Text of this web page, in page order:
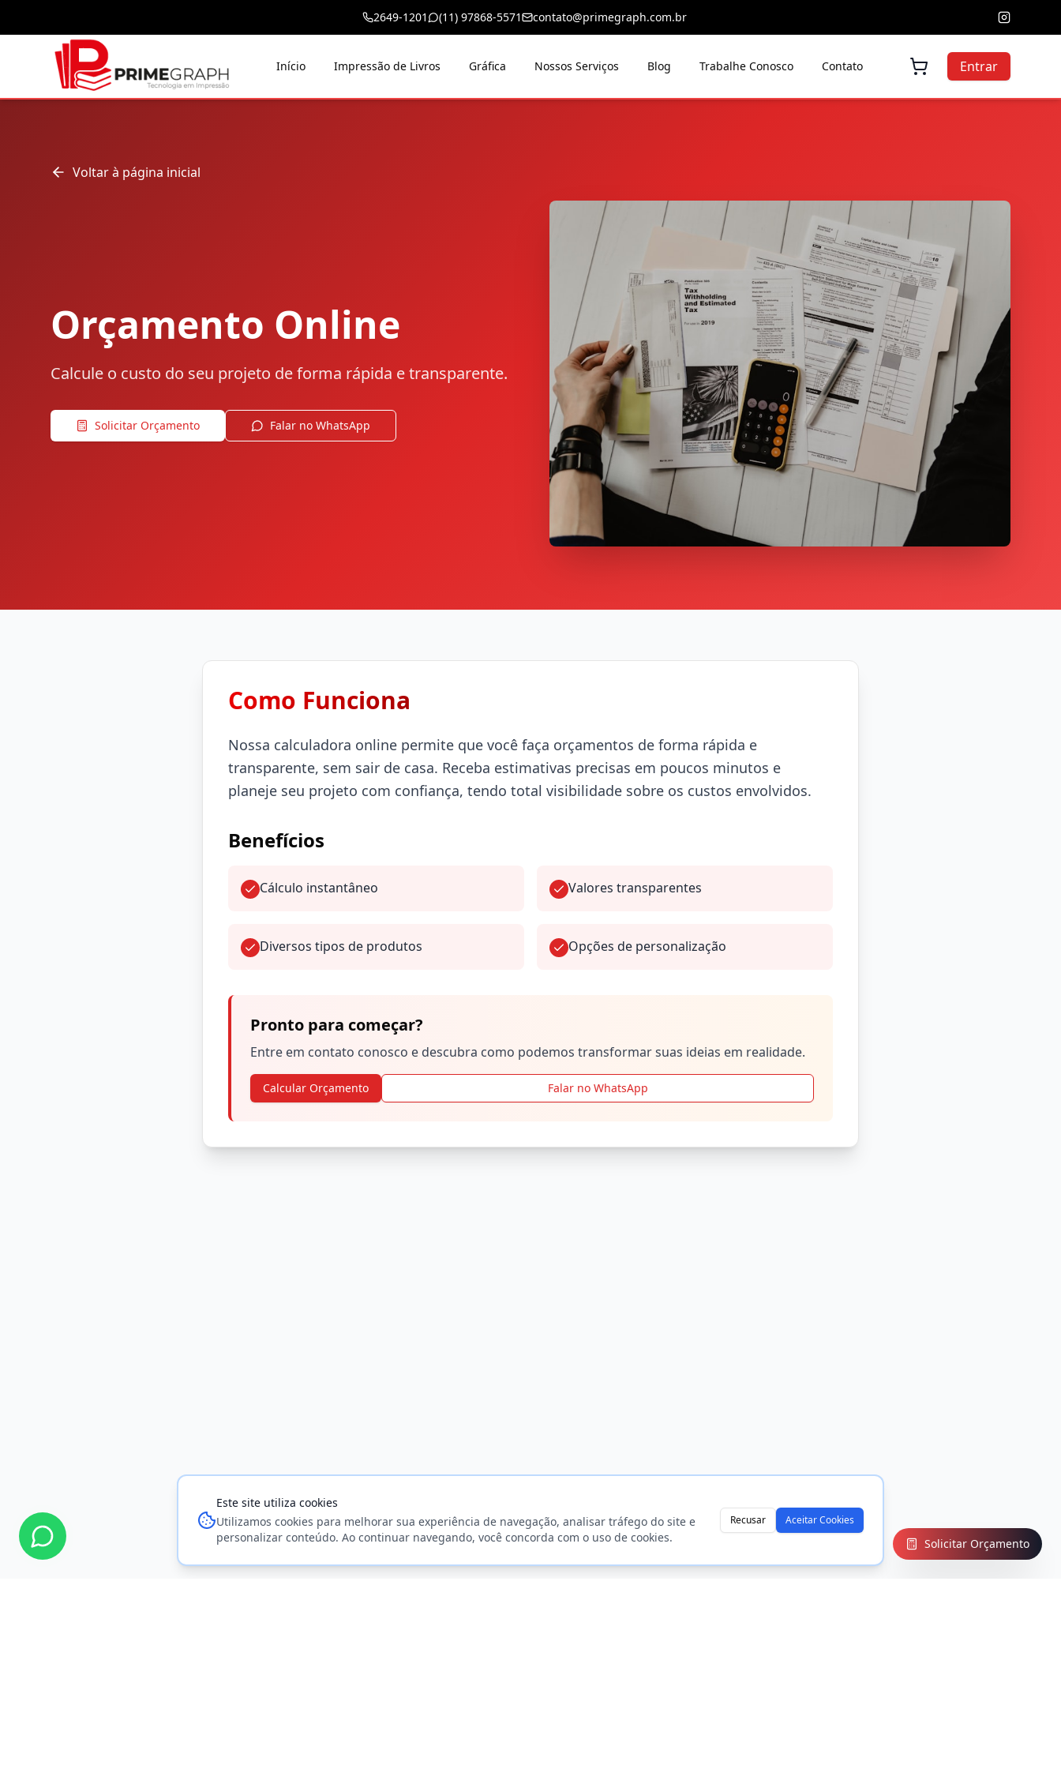
2649-1201 (11) 97868-5571 contato@primegraph.com.br
Início Impressão de Livros Gráfica Nossos Serviços Blog Trabalhe Conosco Contato Entrar
Voltar à página inicial
Orçamento Online
Calcule o custo do seu projeto de forma rápida e transparente.
Solicitar Orçamento Falar no WhatsApp
Como Funciona
Nossa calculadora online permite que você faça orçamentos de forma rápida e
transparente, sem sair de casa. Receba estimativas precisas em poucos minutos e
planeje seu projeto com confiança, tendo total visibilidade sobre os custos envolvidos.
Benefícios
Cálculo instantâneo Valores transparentes
Diversos tipos de produtos Opções de personalização
Pronto para começar?
Entre em contato conosco e descubra como podemos transformar suas ideias em realidade.
Calcular Orçamento Falar no WhatsApp
Este site utiliza cookies
Utilizamos cookies para melhorar sua experiência de navegação, analisar tráfego do site e
personalizar conteúdo. Ao continuar navegando, você concorda com o uso de cookies.
Recusar Aceitar Cookies
Solicitar Orçamento